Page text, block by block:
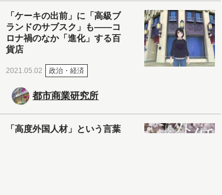
「ケーキの出前」に「高級ブ
ランドのサブスク」も――コ
ロナ禍のなか「進化」する百
貨店
2021.05.02 政治・経済
都市商業研究所
「高度外国人材」という言葉